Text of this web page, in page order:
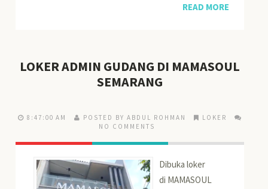
READ MORE
LOKER ADMIN GUDANG DI MAMASOUL
SEMARANG
8:47:00 AM POSTED BY ABDUL ROHMAN
LOKER
NO COMMENTS
Dibuka loker
di MAMASOUL